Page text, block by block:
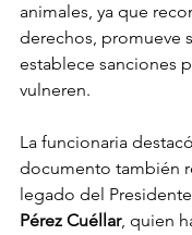
animales, ya que
derechos, promueve
establece sanciones
vulneren.
La funcionaria
documento también
legado del
Pérez Cuéllar, quien